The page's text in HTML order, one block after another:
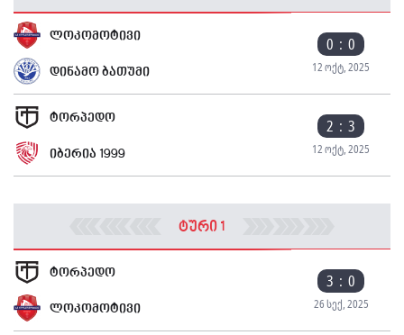
ლოკომოტივი 0 : 0
12 ოქტ, 2025
დინამო ბათუმი
ტორპედო 2 : 3
12 ოქტ, 2025
იბერია 1999
ტური 1
ტორპედო 3 : 0
26 სექ, 2025
ლოკომოტივი